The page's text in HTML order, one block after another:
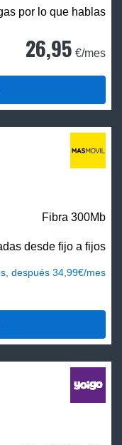
por lo que hablas
26,95 €/mes
Fibra 300Mb
desde fijo a fijos
después 34,99€/mes